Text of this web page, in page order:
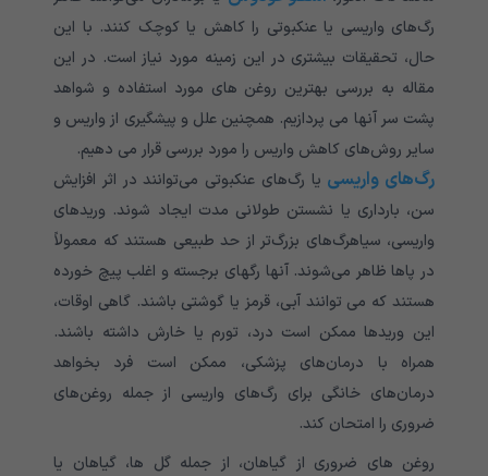
رگ‌های واریسی یا عنکبوتی را کاهش یا کوچک کنند. با این
حال، تحقیقات بیشتری در این زمینه مورد نیاز است. در این
مقاله به بررسی بهترین روغن های مورد استفاده و شواهد
پشت سر آنها می پردازیم. همچنین علل و پیشگیری از واریس و
سایر روش‌های کاهش واریس را مورد بررسی قرار می دهیم.
رگ‌های واریسی یا رگ‌های عنکبوتی می‌توانند در اثر افزایش
سن، بارداری یا نشستن طولانی مدت ایجاد شوند. وریدهای
واریسی، سیاهرگ‌های بزرگ‌تر از حد طبیعی هستند که معمولاً
در پاها ظاهر می‌شوند. آنها رگهای برجسته و اغلب پیچ خورده
هستند که می توانند آبی، قرمز یا گوشتی باشند. گاهی اوقات،
این وریدها ممکن است درد، تورم یا خارش داشته باشند.
همراه با درمان‌های پزشکی، ممکن است فرد بخواهد
درمان‌های خانگی برای رگ‌های واریسی از جمله روغن‌های
ضروری را امتحان کند.
روغن های ضروری از گیاهان، از جمله گل ها، گیاهان یا